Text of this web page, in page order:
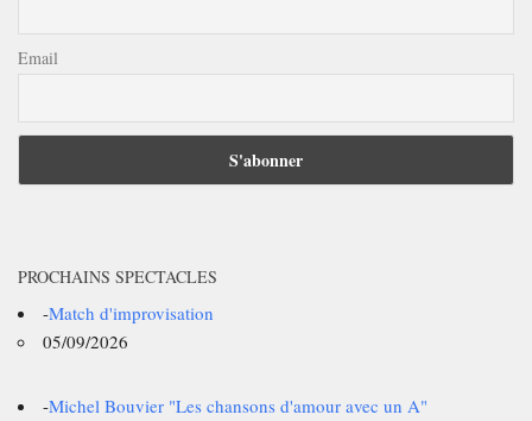
Email
PROCHAINS SPECTACLES
-Match d'improvisation
05/09/2026
-Michel Bouvier "Les chansons d'amour avec un A"